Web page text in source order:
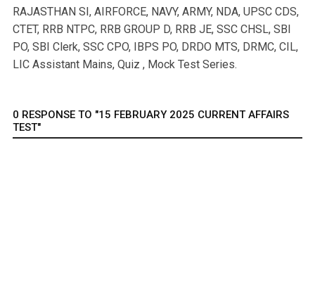
RAJASTHAN SI, AIRFORCE, NAVY, ARMY, NDA, UPSC CDS,
CTET, RRB NTPC, RRB GROUP D, RRB JE, SSC CHSL, SBI
PO, SBI Clerk, SSC CPO, IBPS PO, DRDO MTS, DRMC, CIL,
LIC Assistant Mains, Quiz , Mock Test Series.
0 RESPONSE TO "15 FEBRUARY 2025 CURRENT AFFAIRS
TEST"